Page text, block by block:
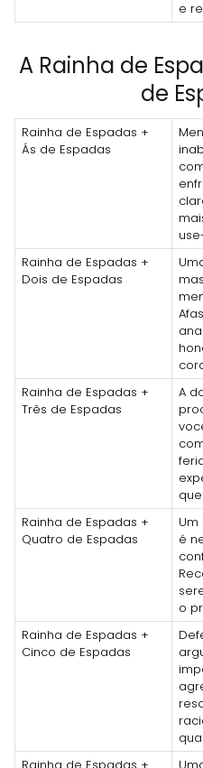
e
A Rainha de
de
Rainha de Espadas +
Ás de Espadas
Rainha de Espadas +
Dois de Espadas
Rainha de Espadas +
Três de Espadas
A
Rainha de Espadas +
Quatro de Espadas
é
o
Rainha de Espadas +
Cinco de Espadas